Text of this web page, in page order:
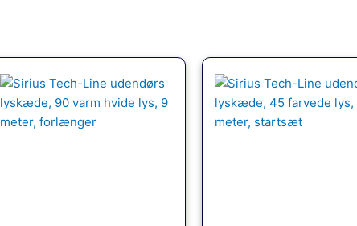
oprindelige
pris
var: